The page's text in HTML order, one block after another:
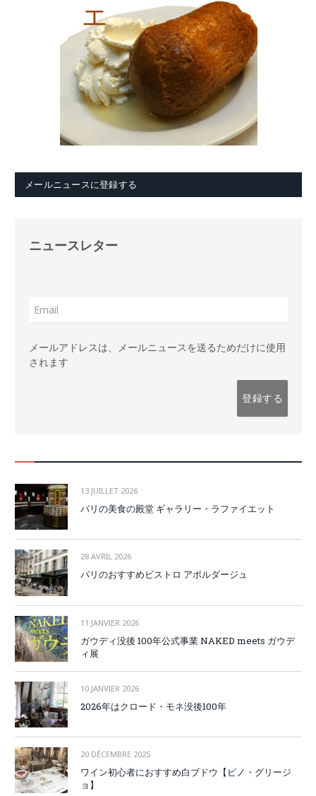
エ
メールニュースに登録する
ニュースレター
メールアドレスは、メールニュースを送るためだけに使用
されます
13 JUILLET 2026
パリの美食の殿堂 ギャラリー・ラファイエット
28 AVRIL 2026
パリのおすすめビストロ アボルダージュ
11 JANVIER 2026
ガウディ没後 100年公式事業 NAKED meets ガウデ
ィ展
10 JANVIER 2026
2026年はクロード・モネ没後100年
20 DÉCEMBRE 2025
ワイン初心者におすすめ白ブドウ【ピノ・グリージ
ョ】